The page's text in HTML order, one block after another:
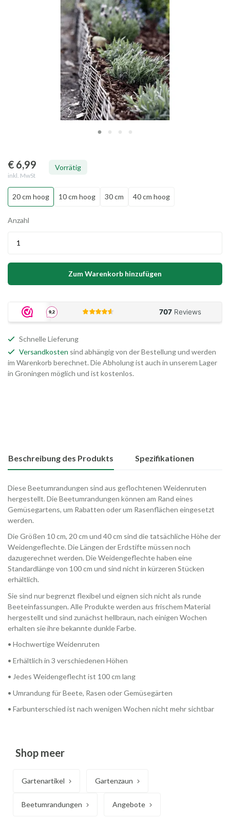
€ 6,99
inkl. MwSt
Vorrätig
20 cm hoog 10 cm hoog 30 cm 40 cm hoog
Anzahl
Zum Warenkorb hinzufügen
Schnelle Lieferung
Versandkosten sind abhängig von der Bestellung und werden
im Warenkorb berechnet. Die Abholung ist auch in unserem Lager
in Groningen möglich und ist kostenlos.
Beschreibung des Produkts Spezifikationen
Diese Beetumrandungen sind aus geflochtenen Weidenruten
hergestellt. Die Beetumrandungen können am Rand eines
Gemüsegartens, um Rabatten oder um Rasenflächen eingesetzt
werden.
Die Größen 10 cm, 20 cm und 40 cm sind die tatsächliche Höhe der
Weidengeflechte. Die Längen der Erdstifte müssen noch
dazugerechnet werden. Die Weidengeflechte haben eine
Standardlänge von 100 cm und sind nicht in kürzeren Stücken
erhältlich.
Sie sind nur begrenzt flexibel und eignen sich nicht als runde
Beeteinfassungen. Alle Produkte werden aus frischem Material
hergestellt und sind zunächst hellbraun, nach einigen Wochen
erhalten sie ihre bekannte dunkle Farbe.
• Hochwertige Weidenruten
• Erhältlich in 3 verschiedenen Höhen
• Jedes Weidengeflecht ist 100 cm lang
• Umrandung für Beete, Rasen oder Gemüsegärten
• Farbunterschied ist nach wenigen Wochen nicht mehr sichtbar
Shop meer
Gartenartikel Gartenzaun
Beetumrandungen Angebote